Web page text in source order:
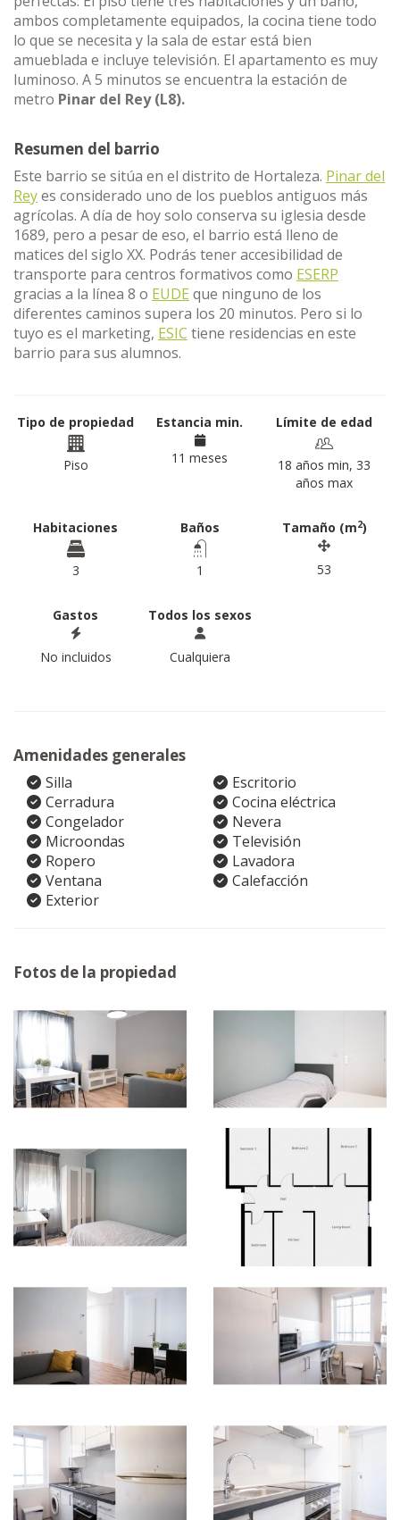
ambos completamente equipados, la cocina tiene todo
lo que se necesita y la sala de estar está bien
amueblada e incluye televisión. El apartamento es muy
luminoso. A 5 minutos se encuentra la estación de
metro Pinar del Rey (L8).
Resumen del barrio
Este barrio se sitúa en el distrito de Hortaleza. Pinar del
Reyes considerado uno de los pueblos antiguos más
agrícolas. A día de hoy solo conserva su iglesia desde
1689, pero a pesar de eso, el barrio está lleno de
matices del siglo XX. Podrás tener accesibilidad de
transporte para centros formativos como ESERP
gracias a la línea 8 o EUDE que ninguno de los
diferentes caminos supera los 20 minutos. Pero si lo
tuyo es el marketing, ESIC tiene residencias en este
barrio para sus alumnos.
Tipo de propiedad
Piso
Estancia min.
11 meses
Límite de edad
18 años min, 33
años max
Habitaciones
3
Baños
1
Tamaño (m2)
53
Gastos
No incluidos
Todos los sexos
Cualquiera
Amenidades generales
Silla
Escritorio
Cerradura
Cocina eléctrica
Congelador
Nevera
Microondas
Televisión
Ropero
Lavadora
Ventana
Calefacción
Exterior
Fotos de la propiedad